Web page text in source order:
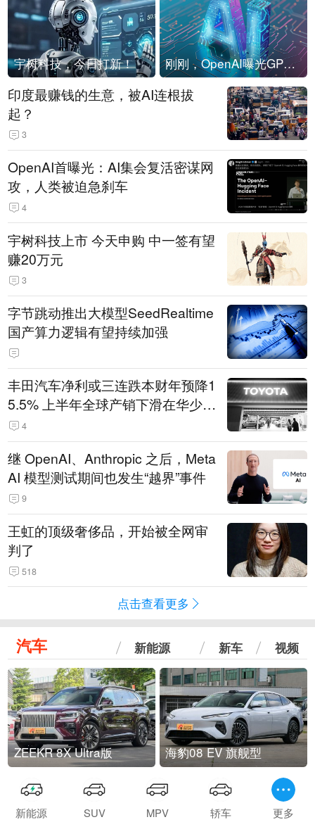
宇树科技，今日打新！ 刚刚，OpenAI曝光GPT-6！传10万亿参数，8月强行发布
印度最赚钱的生意，被AI连根拔
起？
3
OpenAI首曝光：AI集会复活密谋网
攻，人类被迫急刹车
4
宇树科技上市 今天申购 中一签有望
赚20万元
3
字节跳动推出大模型SeedRealtime
国产算力逻辑有望持续加强
丰田汽车净利或三连跌本财年预降1
5.5% 上半年全球产销下滑在华少卖
14.3万辆
4
继 OpenAI、Anthropic 之后，Meta
AI 模型测试期间也发生“越界”事件
9
王虹的顶级奢侈品，开始被全网审
判了
518
点击查看更多
汽车 新能源 新车 视频
ZEEKR 8X Ultra版 海豹08 EV 旗舰型
新能源 SUV MPV 轿车 更多